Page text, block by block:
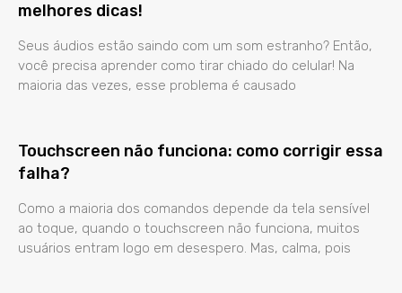
melhores dicas!
Seus áudios estão saindo com um som estranho? Então,
você precisa aprender como tirar chiado do celular! Na
maioria das vezes, esse problema é causado
Touchscreen não funciona: como corrigir essa
falha?
Como a maioria dos comandos depende da tela sensível
ao toque, quando o touchscreen não funciona, muitos
usuários entram logo em desespero. Mas, calma, pois